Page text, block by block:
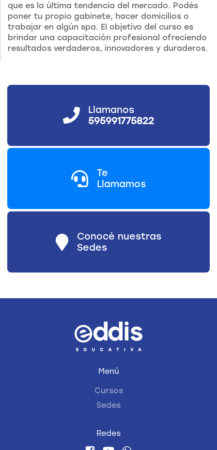
que es la última tendencia del mercado. Podés
poner tu propio gabinete, hacer domicilios o
trabajar en algún spa. EI objetivo del curso es
brindar una capacitación profesional ofreciendo
resultados verdaderos, innovadores y duraderos.
Llamanos
595991775822
Te
Llamamos
Conocé nuestras
Sedes
Menú
Cursos
Sedes
Redes